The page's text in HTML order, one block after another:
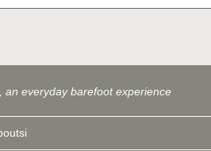
everyday barefoot experience